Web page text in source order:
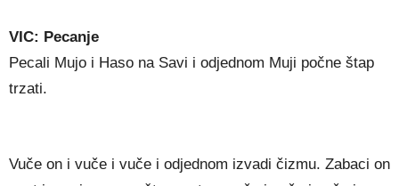
VIC: Pecanje
Pecali Mujo i Haso na Savi i odjednom Muji počne štap
trzati.
Vuče on i vuče i vuče i odjednom izvadi čizmu. Zabaci on